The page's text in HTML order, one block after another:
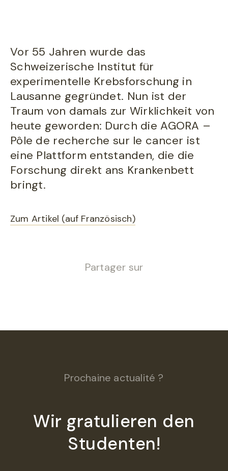
Vor 55 Jahren wurde das
Schweizerische Institut für
experimentelle Krebsforschung in
Lausanne gegründet. Nun ist der
Traum von damals zur Wirklichkeit von
heute geworden: Durch die AGORA –
Pôle de recherche sur le cancer ist
eine Plattform entstanden, die die
Forschung direkt ans Krankenbett
bringt.
Zum Artikel (auf Französisch)
Partager sur
Prochaine actualité ?
Wir gratulieren den
Studenten!